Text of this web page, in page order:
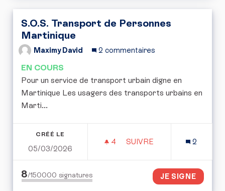
S.O.S. Transport de Personnes
Martinique
Maximy David 2 commentaires
EN COURS
Pour un service de transport urbain digne en
Martinique Les usagers des transports urbains en
Marti...
CRÉÉ LE
05/03/2026
4 4 ABONNÉS
SUIVRE
2
8/150000 signatures JE SIGNE